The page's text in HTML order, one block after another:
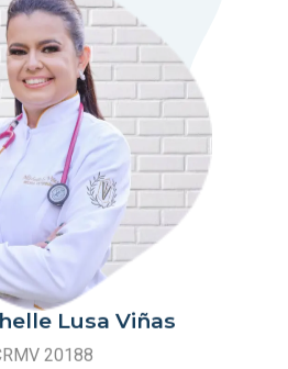
Lusa Viñas
20188
clínica e cirurgia de felinos